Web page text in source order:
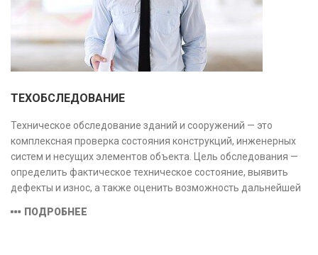
ТЕХОБСЛЕДОВАНИЕ
Техническое обследование зданий и сооружений — это
комплексная проверка состояния конструкций, инженерных
систем и несущих элементов объекта. Цель обследования —
определить фактическое техническое состояние, выявить
дефекты и износ, а также оценить возможность дальнейшей
ПОДРОБНЕЕ